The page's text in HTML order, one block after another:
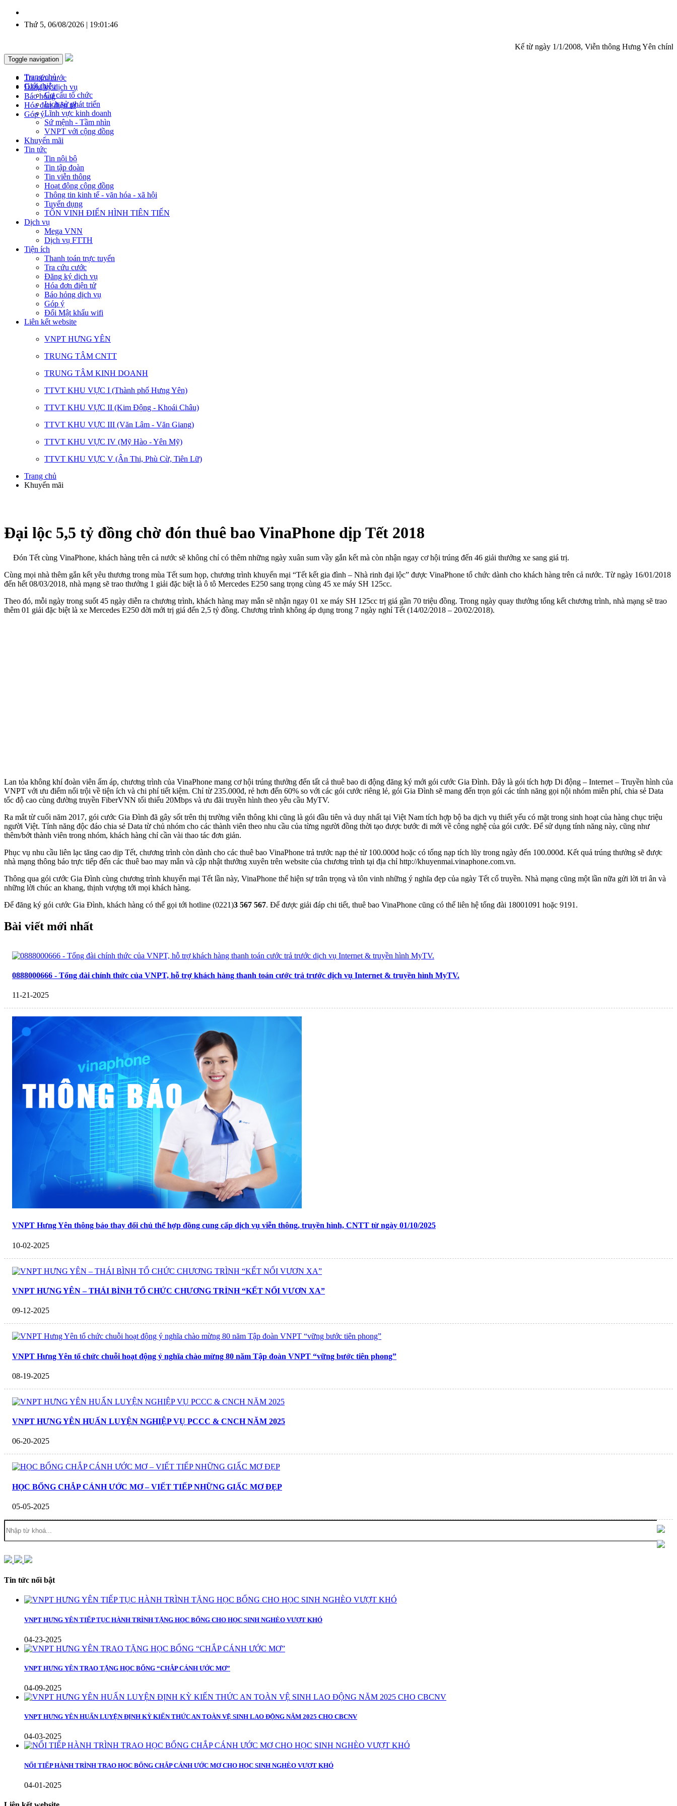
Tra cứu cước
Đăng ký dịch vụ
Báo hỏng
Hóa đơn điện tử
Góp ý
Thứ 5, 06/08/2026 | 19:01:47
Kể từ ngày 1/1/2008, Viễn thông Hưng Yên chính thức
Toggle navigation
Trang chủ
Giới thiệu
Cơ cấu tổ chức
Lịch sử phát triển
Lĩnh vực kinh doanh
Sứ mệnh - Tầm nhìn
VNPT với cộng đồng
Khuyến mãi
Tin tức
Tin nội bộ
Tin tập đoàn
Tin viễn thông
Hoạt động cộng đồng
Thông tin kinh tế - văn hóa - xã hội
Tuyển dụng
TÔN VINH ĐIỂN HÌNH TIÊN TIẾN
Dịch vụ
Mega VNN
Dịch vụ FTTH
Tiện ích
Thanh toán trực tuyến
Tra cứu cước
Đăng ký dịch vụ
Hóa đơn điện tử
Báo hỏng dịch vụ
Góp ý
Đổi Mật khẩu wifi
Liên kết website
VNPT HƯNG YÊN
TRUNG TÂM CNTT
TRUNG TÂM KINH DOANH
TTVT KHU VỰC I (Thành phố Hưng Yên)
TTVT KHU VỰC II (Kim Động - Khoái Châu)
TTVT KHU VỰC III (Văn Lâm - Văn Giang)
TTVT KHU VỰC IV (Mỹ Hào - Yên Mỹ)
TTVT KHU VỰC V (Ân Thi, Phù Cừ, Tiên Lữ)
Trang chủ
Khuyến mãi
Đại lộc 5,5 tỷ đồng chờ đón thuê bao VinaPhone dịp Tết 2018
Đón Tết cùng VinaPhone, khách hàng trên cả nước sẽ không chỉ có thêm những ngày xuân sum vầy gắn kết mà còn nhận ngay cơ hội trúng đến 46 giải thưởng xe sang giá trị.
Cùng mọi nhà thêm gắn kết yêu thương trong mùa Tết sum họp, chương trình khuyến mại “Tết kết gia đình – Nhà rinh đại lộc” được VinaPhone tổ chức dành cho khách hàng trên cả nước. Từ ngày 16/01/2018
đến hết 08/03/2018, nhà mạng sẽ trao thưởng 1 giải đặc biệt là ô tô Mercedes E250 sang trọng cùng 45 xe máy SH 125cc.
Theo đó, mỗi ngày trong suốt 45 ngày diễn ra chương trình, khách hàng may mắn sẽ nhận ngay 01 xe máy SH 125cc trị giá gần 70 triệu đồng. Trong ngày quay thưởng tổng kết chương trình, nhà mạng sẽ trao
thêm 01 giải đặc biệt là xe Mercedes E250 đời mới trị giá đến 2,5 tỷ đồng. Chương trình không áp dụng trong 7 ngày nghỉ Tết (14/02/2018 – 20/02/2018).
Lan tỏa không khí đoàn viên ấm áp, chương trình của VinaPhone mang cơ hội trúng thưởng đến tất cả thuê bao di động đăng ký mới gói cước Gia Đình. Đây là gói tích hợp Di động – Internet – Truyền hình của
VNPT với ưu điểm nổi trội về tiện ích và chi phí tiết kiệm. Chỉ từ 235.000đ, rẻ hơn đến 60% so với các gói cước riêng lẻ, gói Gia Đình sẽ mang đến trọn gói các tính năng gọi nội nhóm miễn phí, chia sẻ Data
tốc độ cao cùng đường truyền FiberVNN tối thiểu 20Mbps và ưu đãi truyền hình theo yêu cầu MyTV.
Ra mắt từ cuối năm 2017, gói cước Gia Đình đã gây sốt trên thị trường viễn thông khi cũng là gói đầu tiên và duy nhất tại Việt Nam tích hợp bộ ba dịch vụ thiết yếu có mặt trong sinh hoạt của hàng chục triệu
người Việt. Tính năng độc đáo chia sẻ Data từ chủ nhóm cho các thành viên theo nhu cầu của từng người đồng thời tạo được bước đi mới về công nghệ của gói cước. Để sử dụng tính năng này, cũng như
thêm/bớt thành viên trong nhóm, khách hàng chỉ cần vài thao tác đơn giản.
Phục vụ nhu cầu liên lạc tăng cao dịp Tết, chương trình còn dành cho các thuê bao VinaPhone trả trước nạp thẻ từ 100.000đ hoặc có tổng nạp tích lũy trong ngày đến 100.000đ. Kết quả trúng thưởng sẽ được
nhà mạng thông báo trực tiếp đến các thuê bao may mắn và cập nhật thưởng xuyên trên website của chương trình tại địa chỉ http://khuyenmai.vinaphone.com.vn.
Thông qua gói cước Gia Đình cùng chương trình khuyến mại Tết lần này, VinaPhone thể hiện sự trân trọng và tôn vinh những ý nghĩa đẹp của ngày Tết cổ truyền. Nhà mạng cũng một lần nữa gửi lời tri ân và
những lời chúc an khang, thịnh vượng tới mọi khách hàng.
Để đăng ký gói cước Gia Đình, khách hàng có thể gọi tới hotline (0221)3 567 567. Để được giải đáp chi tiết, thuê bao VinaPhone cũng có thể liên hệ tổng đài 18001091 hoặc 9191.
Bài viết mới nhất
0888000666 - Tổng đài chính thức của VNPT, hỗ trợ khách hàng thanh toán cước trả trước dịch vụ Internet & truyền hình MyTV.
11-21-2025
VNPT Hưng Yên thông báo thay đổi chủ thể hợp đồng cung cấp dịch vụ viễn thông, truyền hình, CNTT từ ngày 01/10/2025
10-02-2025
VNPT HƯNG YÊN – THÁI BÌNH TỔ CHỨC CHƯƠNG TRÌNH “KẾT NỐI VƯƠN XA”
09-12-2025
VNPT Hưng Yên tổ chức chuỗi hoạt động ý nghĩa chào mừng 80 năm Tập đoàn VNPT “vững bước tiên phong”
08-19-2025
VNPT HƯNG YÊN HUẤN LUYỆN NGHIỆP VỤ PCCC & CNCH NĂM 2025
06-20-2025
HỌC BỔNG CHẮP CÁNH ƯỚC MƠ – VIẾT TIẾP NHỮNG GIẤC MƠ ĐẸP
05-05-2025
Tin tức nổi bật
VNPT HƯNG YÊN TIẾP TỤC HÀNH TRÌNH TẶNG HỌC BỔNG CHO HỌC SINH NGHÈO VƯỢT KHÓ
04-23-2025
VNPT HƯNG YÊN TRAO TẶNG HỌC BỔNG “CHẮP CÁNH ƯỚC MƠ”
04-09-2025
VNPT HƯNG YÊN HUẤN LUYỆN ĐỊNH KỲ KIẾN THỨC AN TOÀN VỆ SINH LAO ĐỘNG NĂM 2025 CHO CBCNV
04-03-2025
NỐI TIẾP HÀNH TRÌNH TRAO HỌC BỔNG CHẮP CÁNH ƯỚC MƠ CHO HỌC SINH NGHÈO VƯỢT KHÓ
04-01-2025